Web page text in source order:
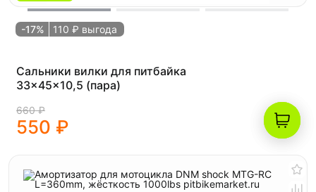
-17% 110 ₽ выгода
Сальники вилки для питбайка
33x45x10,5 (пара)
660 ₽
550 ₽